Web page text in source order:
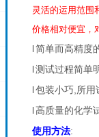
灵活的运用范围
价格相对便宜，
l简单而高精度
l测试过程简单
l包装小巧,所用
l高质量的化学
使用方法: